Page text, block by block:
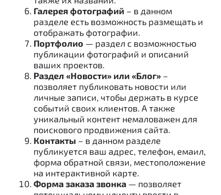
Галерея фотографий – в данном
разделе есть возможность размещать и
отображать фотографии.
Портфолио — раздел с возможностью
публикации фотографий и описаний
ваших проектов.
Раздел «Новости» или «Блог» –
позволяет публиковать новости или
личные записи, чтобы держать в курсе
событий своих клиентов. А также
уникальный контент немаловажен для
поискового продвижения сайта.
Контакты – в данном разделе
публикуется ваш адрес, телефон, емаил,
форма обратной связи, местоположение
на интерактивной карте.
Форма заказа звонка — позволяет